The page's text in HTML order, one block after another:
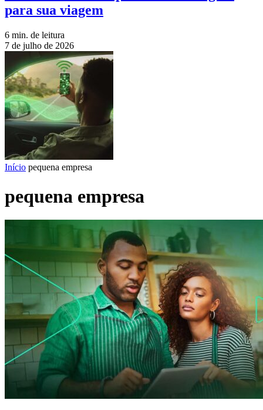
para sua viagem
6 min. de leitura
7 de julho de 2026
Início pequena empresa
pequena empresa